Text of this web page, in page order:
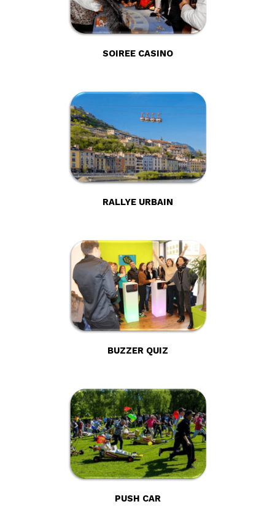
SOIREE CASINO
RALLYE URBAIN
BUZZER QUIZ
PUSH CAR